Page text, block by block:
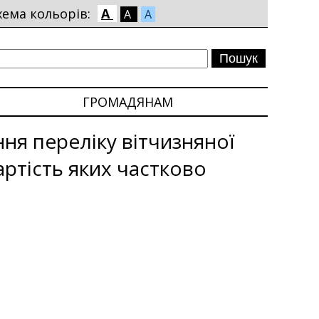
кольорів: A A A
ГРОМАДЯНАМ
переліку вітчизняної
яких частково